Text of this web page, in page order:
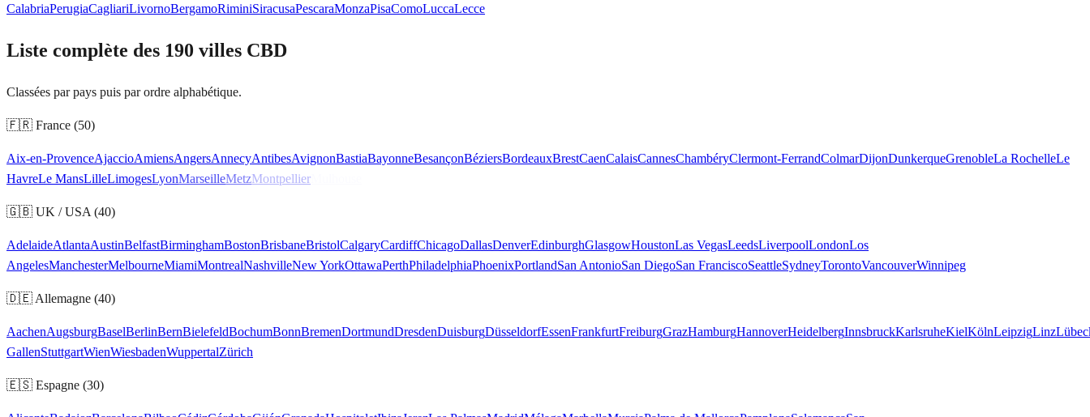
CalabriaPerugiaCagliariLivornoBergamoRiminiSiracusaPescaraMonzaPisaComoLuccaLecce
Liste complète des 190 villes CBD
Classées par pays puis par ordre alphabétique.
🇫🇷 France (50)
Aix-en-ProvenceAjaccioAmiensAngersAnnecyAntibesAvignonBastiaBayonneBesançonBéziersBordeauxBrestCaenCalaisCannesChambéryClermont-FerrandColmarDijonDunkerqueGrenobleLa RochelleLe
HavreLe MansLilleLimogesLyonMarseilleMetzMontpellier
🇬🇧 UK / USA (40)
AdelaideAtlantaAustinBelfastBirminghamBostonBrisbaneBristolCalgaryCardiffChicagoDallasDenverEdinburghGlasgowHoustonLas VegasLeedsLiverpoolLondonLos
AngelesManchesterMelbourneMiamiMontrealNashvilleNew YorkOttawaPerthPhiladelphiaPhoenixPortlandSan AntonioSan DiegoSan FranciscoSeattleSydneyTorontoVancouverWinnipeg
🇩🇪 Allemagne (40)
AachenAugsburgBaselBerlinBernBielefeldBochumBonnBremenDortmundDresdenDuisburgDüsseldorfEssenFrankfurtFreiburgGrazHamburgHannoverHeidelbergInnsbruckKarlsruheKielKölnLeipzigLinz
GallenStuttgartWienWiesbadenWuppertalZürich
🇪🇸 Espagne (30)